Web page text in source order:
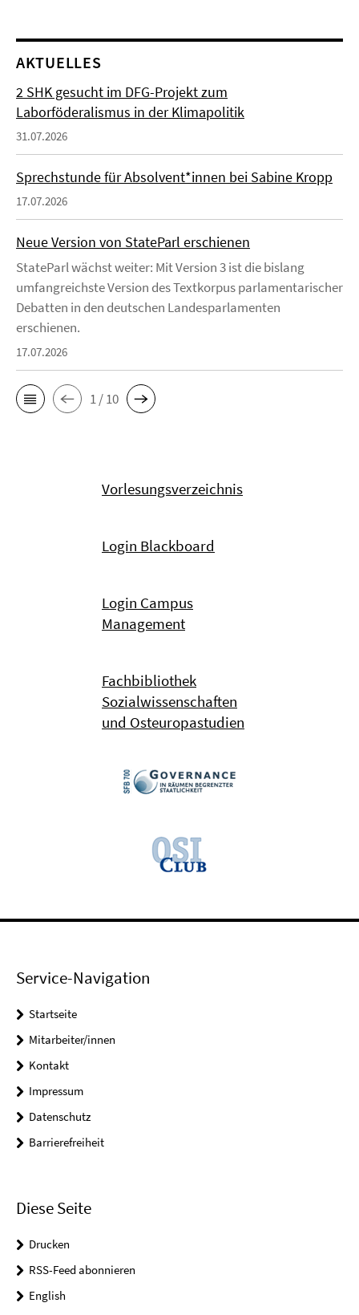
AKTUELLES
2 SHK gesucht im DFG-Projekt zum
Laborföderalismus in der Klimapolitik
31.07.2026
Sprechstunde für Absolvent*innen bei Sabine Kropp
17.07.2026
Neue Version von StateParl erschienen
StateParl wächst weiter: Mit Version 3 ist die bislang
umfangreichste Version des Textkorpus parlamentarischer
Debatten in den deutschen Landesparlamenten
erschienen.
17.07.2026
1 / 10
Vorlesungsverzeichnis
Login Blackboard
Login Campus
Management
Fachbibliothek
Sozialwissenschaften
und Osteuropastudien
Service-Navigation
Startseite
Mitarbeiter/innen
Kontakt
Impressum
Datenschutz
Barrierefreiheit
Diese Seite
Drucken
RSS-Feed abonnieren
English